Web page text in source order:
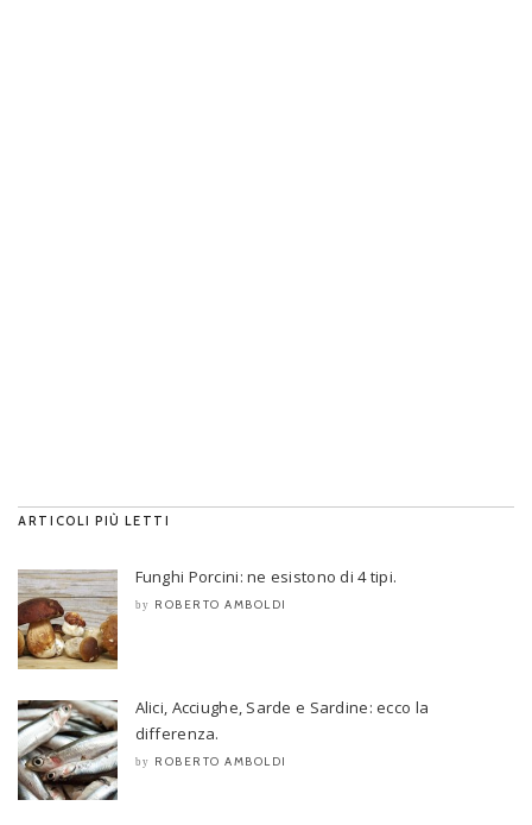
ARTICOLI PIÙ LETTI
Funghi Porcini: ne esistono di 4 tipi.
by ROBERTO AMBOLDI
Alici, Acciughe, Sarde e Sardine: ecco la
differenza.
by ROBERTO AMBOLDI